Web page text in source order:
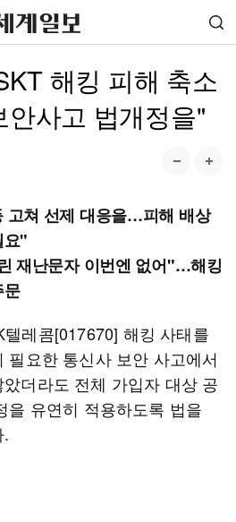
해킹 피해 축소
사고 법개정을"
고쳐 선제 대응을…피해 배상
요"
재난문자 이번엔 없어"…해킹
문
레콤[017670] 해킹 사태를
필요한 통신사 보안 사고에서
더라도 전체 가입자 대상 공
을 유연히 적용하도록 법을